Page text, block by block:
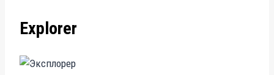
Explorer